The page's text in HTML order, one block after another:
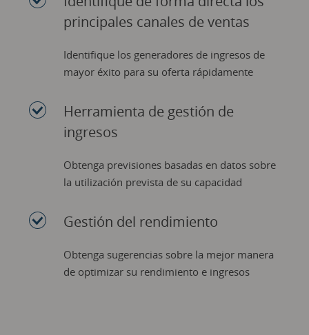
principales canales de ventas
Identifique los generadores de ingresos de
mayor éxito para su oferta rápidamente
Herramienta de gestión de
ingresos
Obtenga previsiones basadas en datos sobre
la utilización prevista de su capacidad
Gestión del rendimiento
Obtenga sugerencias sobre la mejor manera
de optimizar su rendimiento e ingresos